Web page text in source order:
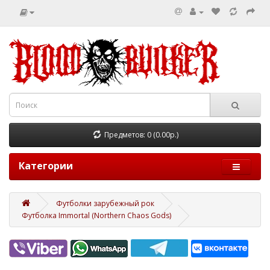
Предметов: 0 (0.00р.)
Категории
Футболки зарубежный рок
Футболка Immortal (Northern Chaos Gods)